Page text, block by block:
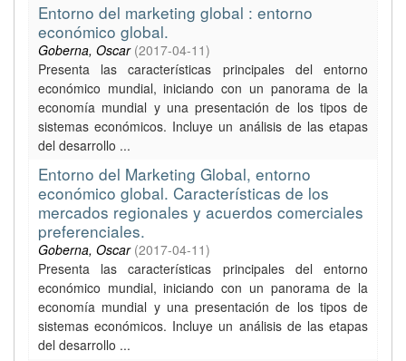
Entorno del marketing global : entorno
económico global.
Goberna, Oscar (2017-04-11)
Presenta las características principales del entorno
económico mundial, iniciando con un panorama de la
economía mundial y una presentación de los tipos de
sistemas económicos. Incluye un análisis de las etapas
del desarrollo ...
Entorno del Marketing Global, entorno
económico global. Características de los
mercados regionales y acuerdos comerciales
preferenciales.
Goberna, Oscar (2017-04-11)
Presenta las características principales del entorno
económico mundial, iniciando con un panorama de la
economía mundial y una presentación de los tipos de
sistemas económicos. Incluye un análisis de las etapas
del desarrollo ...